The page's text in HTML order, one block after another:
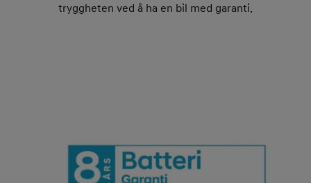
tryggheten ved å ha en bil med garanti.